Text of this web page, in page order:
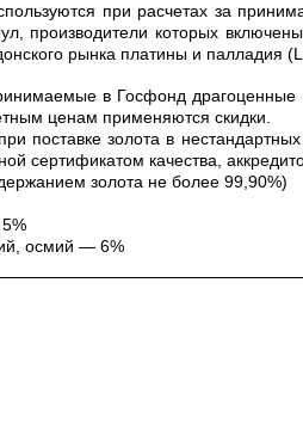
при расчетах за
производители которых
рынка платины и палладия
в Госфонд драгоценные
ценам применяются скидки.
поставке золота в
сертификатом качества,
золота не более 99,90%)
осмий — 6%